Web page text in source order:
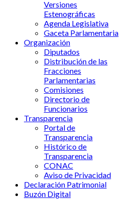
Versiones
Estenográficas
Agenda Legislativa
Gaceta Parlamentaria
Organización
Diputados
Distribución de las
Fracciones
Parlamentarias
Comisiones
Directorio de
Funcionarios
Transparencia
Portal de
Transparencia
Histórico de
Transparencia
CONAC
Aviso de Privacidad
Declaración Patrimonial
Buzón Digital